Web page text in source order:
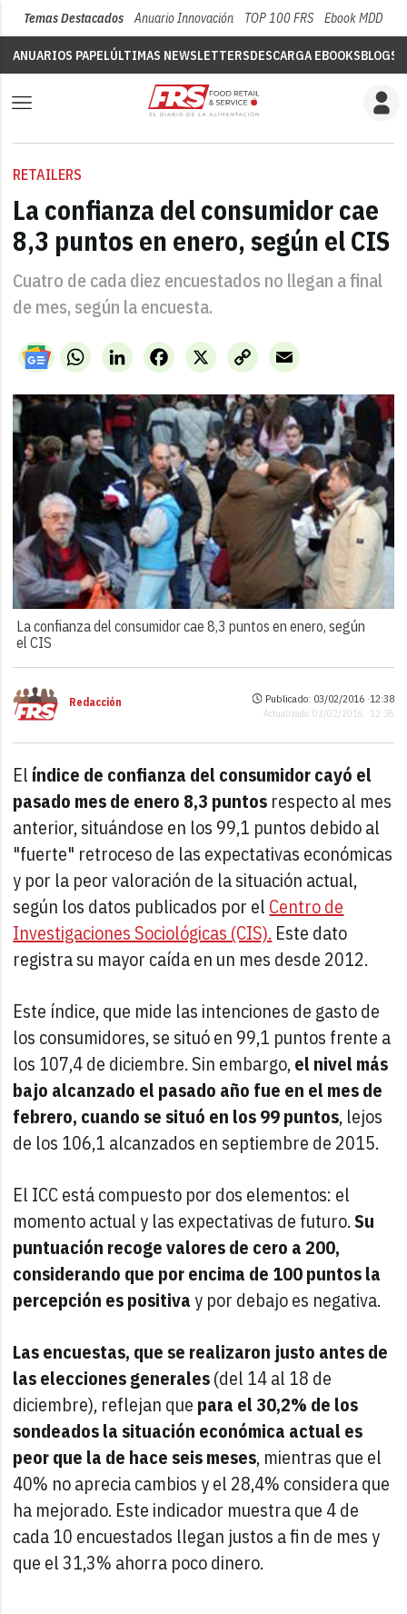
Temas Destacados Anuario Innovación TOP 100 FRS Ebook MDD
ANUARIOS PAPELÚLTIMAS NEWSLETTERSDESCARGA EBOOKSBLOGS
RETAILERS
La confianza del consumidor cae
8,3 puntos en enero, según el CIS
Cuatro de cada diez encuestados no llegan a final
de mes, según la encuesta.
WhatsAppLinkedIn X
Facebook
Copy
Link
Email
La confianza del consumidor cae 8,3 puntos en enero, según
el CIS
Redacción Publicado: 03/02/2016 ·12:38
Actualizado: 03/02/2016 · 12:38
El índice de confianza del consumidor cayó el
pasado mes de enero 8,3 puntos respecto al mes
anterior, situándose en los 99,1 puntos debido al
"fuerte" retroceso de las expectativas económicas
y por la peor valoración de la situación actual,
según los datos publicados por el Centro de
Investigaciones Sociológicas (CIS). Este dato
registra su mayor caída en un mes desde 2012.
Este índice, que mide las intenciones de gasto de
los consumidores, se situó en 99,1 puntos frente a
los 107,4 de diciembre. Sin embargo,el nivel más
bajo alcanzado el pasado año fue en el mes de
febrero, cuando se situó en los 99 puntos, lejos
de los 106,1 alcanzados en septiembre de 2015.
El ICC está compuesto por dos elementos: el
momento actual y las expectativas de futuro.Su
puntuación recoge valores de cero a 200,
considerando que por encima de 100 puntos la
percepción es positivay por debajo es negativa.
Las encuestas, que se realizaron justo antes de
las elecciones generales(del 14 al 18 de
diciembre), reflejan que para el 30,2% de los
sondeados la situación económica actual es
peor que la de hace seis meses, mientras que el
40% no aprecia cambios y el 28,4% considera que
ha mejorado. Este indicador muestra que 4 de
cada 10 encuestados llegan justos a fin de mes y
que el 31,3% ahorra poco dinero.